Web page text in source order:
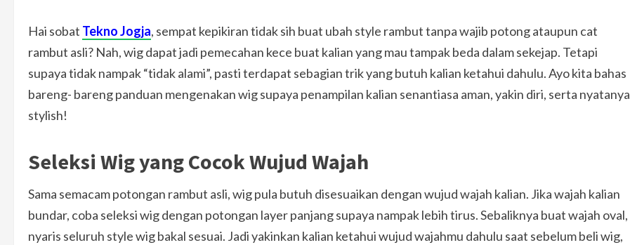
Hai sobat Tekno Jogja, sempat kepikiran tidak sih buat ubah style rambut tanpa wajib potong ataupun cat
rambut asli? Nah, wig dapat jadi pemecahan kece buat kalian yang mau tampak beda dalam sekejap. Tetapi
supaya tidak nampak “tidak alami”, pasti terdapat sebagian trik yang butuh kalian ketahui dahulu. Ayo kita bahas
bareng- bareng panduan mengenakan wig supaya penampilan kalian senantiasa aman, yakin diri, serta nyatanya
stylish!
Seleksi Wig yang Cocok Wujud Wajah
Sama semacam potongan rambut asli, wig pula butuh disesuaikan dengan wujud wajah kalian. Jika wajah kalian
bundar, coba seleksi wig dengan potongan layer panjang supaya nampak lebih tirus. Sebaliknya buat wajah oval,
nyaris seluruh style wig bakal sesuai. Jadi yakinkan kalian ketahui wujud wajahmu dahulu saat sebelum beli wig,